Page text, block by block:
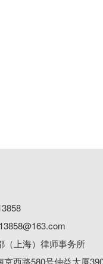
（上海）律师事务所
西路580号仲益大厦